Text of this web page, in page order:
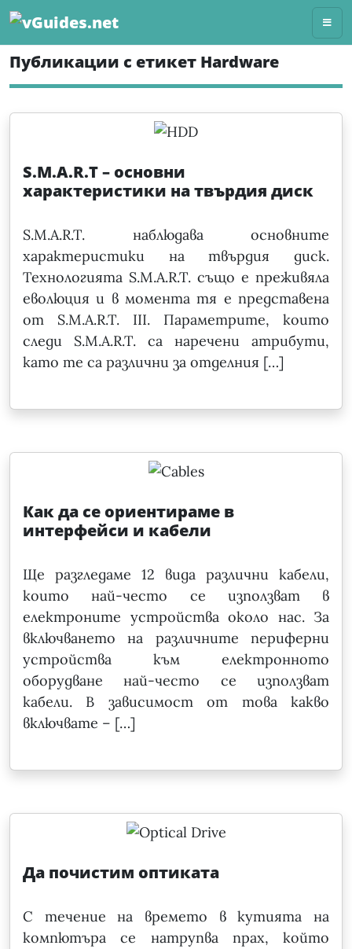
Skip
content
Публикации с етикет Hardware
S.M.A.R.T – основни
характеристики на твърдия диск
S.M.A.R.T. наблюдава основните
характеристики на твърдия диск.
Технологията S.M.A.R.T. също е преживяла
еволюция и в момента тя е представена
от S.M.A.R.T. III. Параметрите, които
следи S.M.A.R.T. са наречени атрибути,
като те са различни за отделния […]
Как да се ориентираме в
интерфейси и кабели
Ще разгледаме 12 вида различни кабели,
които най-често се използват в
електроните устройства около нас. За
включването на различните периферни
устройства към електронното
оборудване най-често се използват
кабели. В зависимост от това какво
включвате – […]
Да почистим оптиката
С течение на времето в кутията на
компютъра се натрупва прах, който